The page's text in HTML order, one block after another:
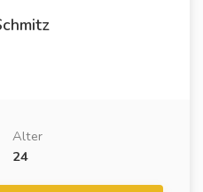
Alter
24